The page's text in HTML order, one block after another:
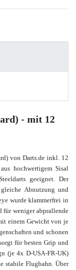
- mit 12
von Darts.de inkl. 12
hochwertigem Sisal
geeignet. Der
Abnutzung und
wurde klammerfrei in
für weniger abprallende
einem Gewicht von je
und schonen
für besten Grip und
(je 4x D-USA-FR-UK)
stabile Flugbahn. Über